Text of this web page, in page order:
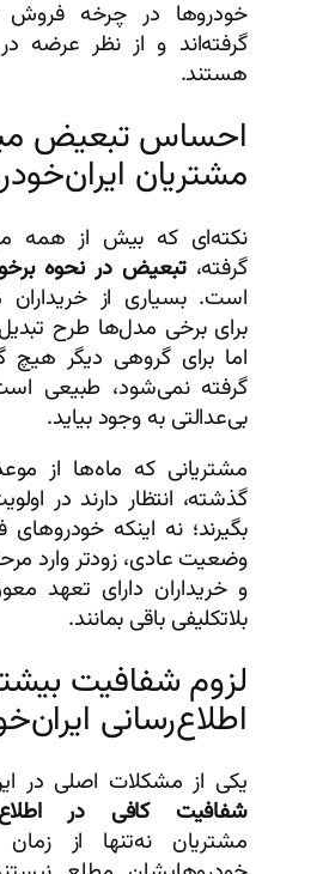
خودروها در چرخه فروش
گرفته‌اند و از نظر عرضه
هستند.
احساس تبعیض
مشتریان
نکته‌ای که بیش از همه
گرفته،تبعیض در نحوه
است. بسیاری از خریداران
برای برخی مدل‌ها طرح
اما برای گروهی دیگر هیچ
گرفته نمی‌شود، طبیعی
بی‌عدالتی به وجود بیاید.
مشتریانی که ماه‌ها از
گذشته، انتظار دارند در
بگیرند؛ نه اینکه خودروهای
وضعیت عادی، زودتر وارد
و خریداران دارای تعهد
بلاتکلیفی باقی بمانند.
لزوم شفافیت
اطلاع‌رسانی
یکی از مشکلات اصلی در
شفافیت کافی در
مشتریان نه‌تنها از